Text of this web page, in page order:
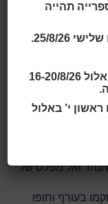
Saint-Eustache
פרויקט החיפוי
העצים הציורית
צינור מלבני פשוט
הנהר ואל מפלס של
בעורף וחופו
ושני 23-24/8/26 הספרייה תהייה
8/26.
בימים ראשון עד חמישי (כולל) ג’-ז באלול 16-20/8/26
י’ באלול